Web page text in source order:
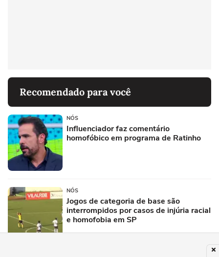
Recomendado para você
NÓS
Influenciador faz comentário
homofóbico em programa de Ratinho
NÓS
Jogos de categoria de base são
interrompidos por casos de injúria racial
e homofobia em SP